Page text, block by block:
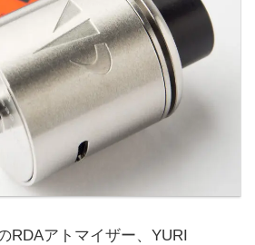
RDAアトマイザー、YURI